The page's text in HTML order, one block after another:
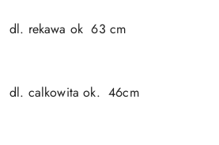
dl. rekawa ok 63 cm
dl. calkowita ok. 46cm